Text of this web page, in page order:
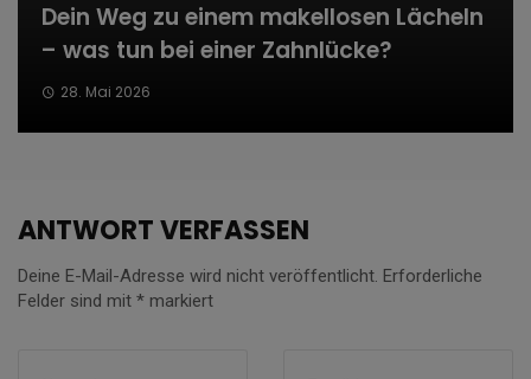
Dein Weg zu einem makellosen Lächeln
– was tun bei einer Zahnlücke?
28. Mai 2026
ANTWORT VERFASSEN
Deine E-Mail-Adresse wird nicht veröffentlicht. Erforderliche
Felder sind mit * markiert